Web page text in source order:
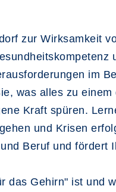
zur Wirksamkeit
im
was alles zu
Kraft spüren.
und Krisen
Beruf und fördert
das Gehirn" ist und